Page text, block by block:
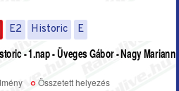
E2 Historic E